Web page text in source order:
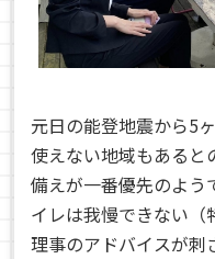
元日の能登地震から5
使えない地域もあると
備えが一番優先のよう
イレは我慢できない（
理事のアドバイスが刺